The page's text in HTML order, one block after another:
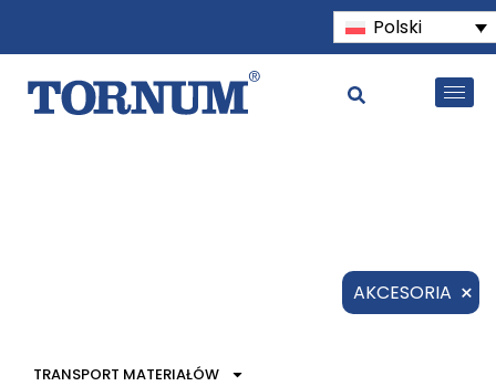
Polski
AKCESORIA ×
TRANSPORT MATERIAŁÓW